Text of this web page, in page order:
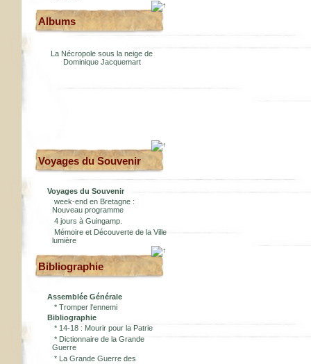
Albums
La Nécropole sous la neige de
Dominique Jacquemart
Voyages du Souvenir
Voyages du Souvenir
week-end en Bretagne :
Nouveau programme
4 jours à Guingamp.
Mémoire et Découverte de la Ville
lumière
Bibliographie
Assemblée Générale
* Tromper l'ennemi
Bibliographie
* 14-18 : Mourir pour la Patrie
* Dictionnaire de la Grande
Guerre
* La Grande Guerre des